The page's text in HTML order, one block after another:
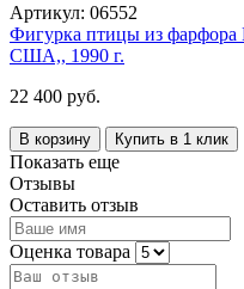
Артикул: 06552
Фигурка птицы из фарфора
США,, 1990 г.
22 400 руб.
В корзину Купить в 1 клик
Показать еще
Отзывы
Оставить отзыв
Оценка товара